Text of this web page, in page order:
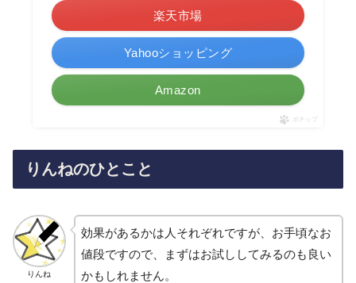
楽天市場
Yahooショッピング
Amazon
ポチップ
りんねのひとこと
りんね
効果があるかは人それぞれですが、お手頃なお
値段ですので、まずはお試ししてみるのも良い
かもしれません。